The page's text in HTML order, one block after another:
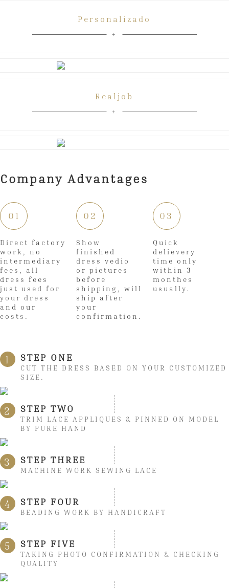
Realjob
Personalizado
Company Advantages
01
Direct factory
work, no
intermediary
fees, all
dress fees
just used for
your dress
and our
costs.
02
Show
finished
dress vedio
or pictures
before
shipping, will
ship after
your
confirmation.
03
Quick
delievery
time only
within 3
monthes
usually.
1 STEP ONE
CUT THE DRESS BASED ON YOUR CUSTOMIZED
SIZE.
2 STEP TWO
TRIM LACE APPLIQUES & PINNED ON MODEL
BY PURE HAND
3 STEP THREE
MACHINE WORK SEWING LACE
4 STEP FOUR
BEADING WORK BY HANDICRAFT
5 STEP FIVE
TAKING PHOTO CONFIRMATION & CHECKING
QUALITY